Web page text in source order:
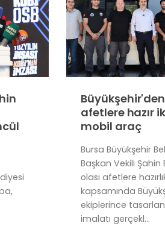
Büyükşehir'den
afetlere hazır
mobil araç
Bursa Büyükşehir
Başkan Vekili Şahin
olası afetlere
kapsamında
ekiplerince
imalatı gerçekl...